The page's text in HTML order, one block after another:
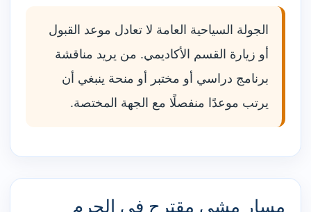
الجولة السياحية العامة لا تعادل موعد القبول
أو زيارة القسم الأكاديمي. من يريد مناقشة
برنامج دراسي أو مختبر أو منحة ينبغي أن
يرتب موعدًا منفصلًا مع الجهة المختصة.
مسار مشي مقترح في الحرم